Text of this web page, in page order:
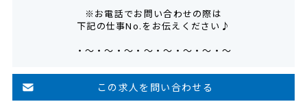
※お電話でお問い合わせの際は
下記の仕事No.をお伝えください♪
・～・～・～・～・～・～・～・～
この求人を問い合わせる